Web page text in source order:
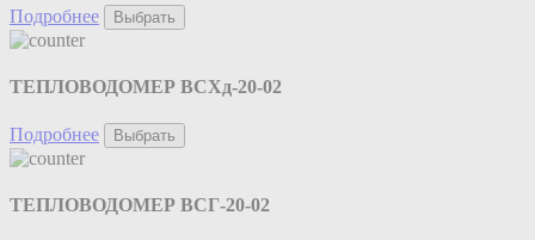
Подробнее Выбрать
ТЕПЛОВОДОМЕР ВСХд-20-02
Подробнее Выбрать
ТЕПЛОВОДОМЕР ВСГ-20-02